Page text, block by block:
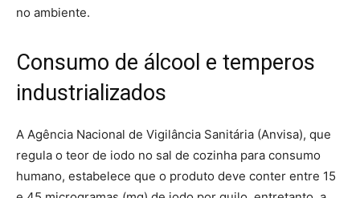
no ambiente.
Consumo de álcool e temperos
industrializados
A Agência Nacional de Vigilância Sanitária (Anvisa), que
regula o teor de iodo no sal de cozinha para consumo
humano, estabelece que o produto deve conter entre 15